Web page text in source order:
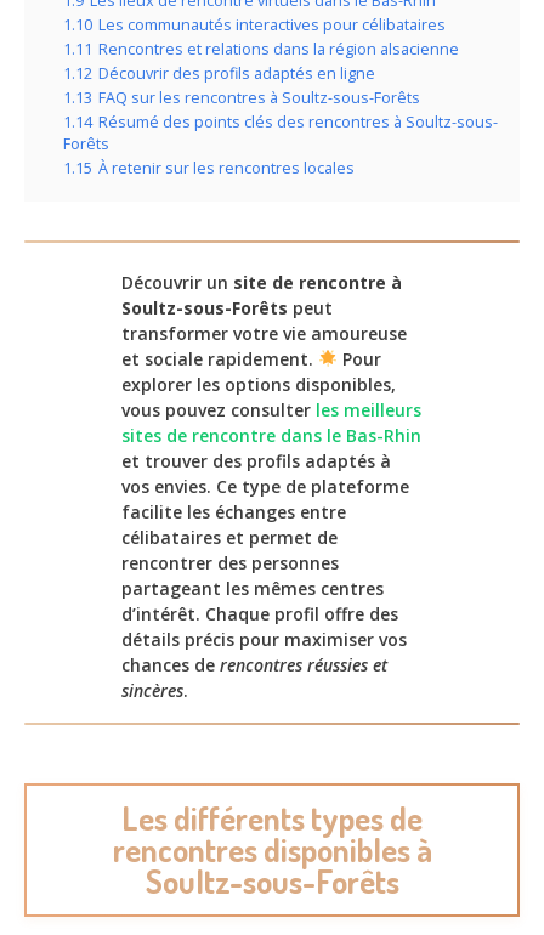
1.10 Les communautés interactives pour célibataires
1.11 Rencontres et relations dans la région alsacienne
1.12 Découvrir des profils adaptés en ligne
1.13 FAQ sur les rencontres à Soultz-sous-Forêts
1.14 Résumé des points clés des rencontres à Soultz-sous-
Forêts
1.15 À retenir sur les rencontres locales
Découvrir un site de rencontre à
Soultz-sous-Forêts peut
transformer votre vie amoureuse
et sociale rapidement.
Pour
explorer les options disponibles,
vous pouvez consulter les meilleurs
sites de rencontre dans le Bas-Rhin
et trouver des profils adaptés à
vos envies. Ce type de plateforme
facilite les échanges entre
célibataires et permet de
rencontrer des personnes
partageant les mêmes centres
d’intérêt. Chaque profil offre des
détails précis pour maximiser vos
chances de rencontres réussies et
sincères.
Les différents types de
rencontres disponibles à
Soultz-sous-Forêts